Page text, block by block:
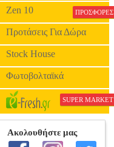
Zen 10 ΠΡΟΣΦΟΡΕΣ
Προτάσεις Για Δώρα
Stock House
Φωτοβολταϊκά
SUPER MARKET